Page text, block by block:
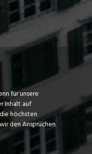
für unsere
Inhalt auf
höchsten
den Ansprüchen